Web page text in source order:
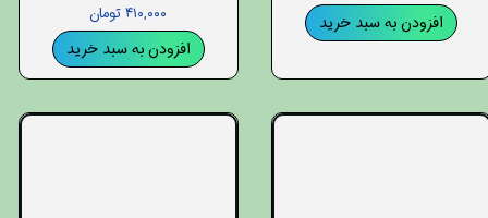
افزودن به سبد خرید ۴۱۰,۰۰۰ تومان
افزودن به سبد خرید